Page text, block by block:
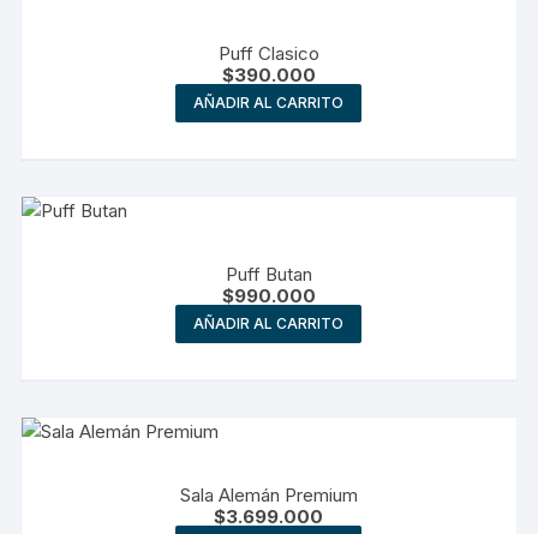
Puff Clasico
$390.000
AÑADIR AL CARRITO
Puff Butan
$990.000
AÑADIR AL CARRITO
Sala Alemán Premium
$3.699.000